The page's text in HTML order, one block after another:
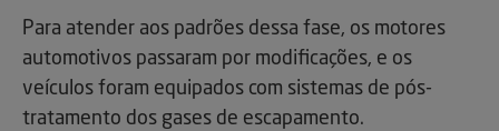
Para atender aos padrões dessa fase, os motores
automotivos passaram por modificações, e os
veículos foram equipados com sistemas de pós-
tratamento dos gases de escapamento.